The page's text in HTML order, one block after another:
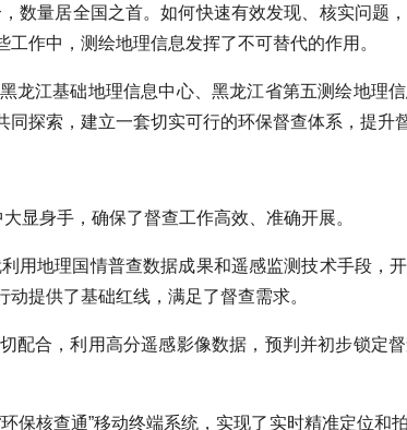
量居全国之首。如何快速有效发现、核实问题
作中，测绘地理信息发挥了不可替代的作用。
江基础地理信息中心、黑龙江省第五测绘地理
探索，建立一套切实可行的环保督查体系，提升
身手，确保了督查工作高效、准确开展。
地理国情普查数据成果和遥感监测技术手段，
提供了基础红线，满足了督查需求。
合，利用高分遥感影像数据，预判并初步锁定
核查通”移动终端系统，实现了实时精准定位和